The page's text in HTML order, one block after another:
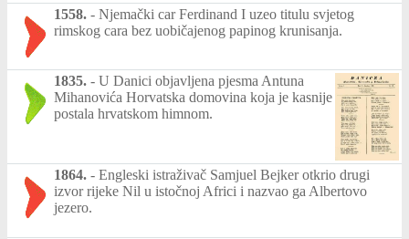
1558. - Njemački car Ferdinand I uzeo titulu svjetog
rimskog cara bez uobičajenog papinog krunisanja.
1835. - U Danici objavljena pjesma Antuna
Mihanovića Horvatska domovina koja je kasnije
postala hrvatskom himnom.
1864. - Engleski istraživač Samjuel Bejker otkrio drugi
izvor rijeke Nil u istočnoj Africi i nazvao ga Albertovo
jezero.